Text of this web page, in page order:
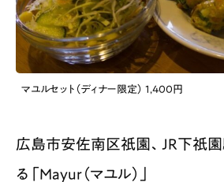
マユルセット（ディナー限定） 1,400円
広島市安佐南区祇園、JR下祇園
る「Mayur（マユル）」